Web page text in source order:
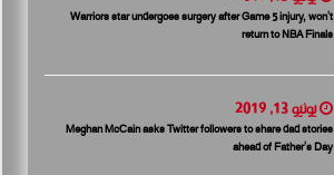
Warriors star undergoes surgery after Game 5 injury, won’t
return to NBA Finals
يونيو 13, 2019
Meghan McCain asks Twitter followers to share dad stories
ahead of Father’s Day